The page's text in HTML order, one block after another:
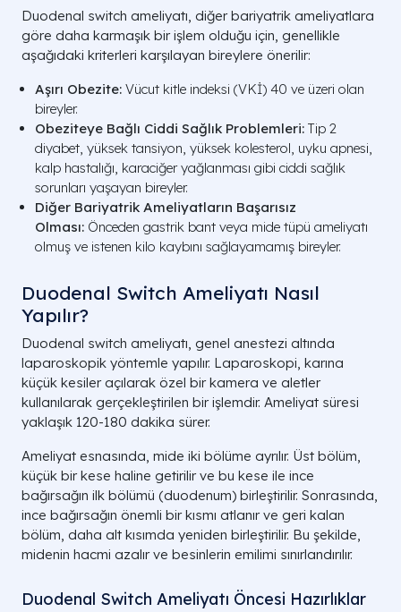
Duodenal switch ameliyatı, diğer bariyatrik ameliyatlara
göre daha karmaşık bir işlem olduğu için, genellikle
aşağıdaki kriterleri karşılayan bireylere önerilir:
Aşırı Obezite: Vücut kitle indeksi (VKİ) 40 ve üzeri olan
bireyler.
Obeziteye Bağlı Ciddi Sağlık Problemleri: Tip 2
diyabet, yüksek tansiyon, yüksek kolesterol, uyku apnesi,
kalp hastalığı, karaciğer yağlanması gibi ciddi sağlık
sorunları yaşayan bireyler.
Diğer Bariyatrik Ameliyatların Başarısız
Olması: Önceden gastrik bant veya mide tüpü ameliyatı
olmuş ve istenen kilo kaybını sağlayamamış bireyler.
Duodenal Switch Ameliyatı Nasıl
Yapılır?
Duodenal switch ameliyatı, genel anestezi altında
laparoskopik yöntemle yapılır. Laparoskopi, karına
küçük kesiler açılarak özel bir kamera ve aletler
kullanılarak gerçekleştirilen bir işlemdir. Ameliyat süresi
yaklaşık 120-180 dakika sürer.
Ameliyat esnasında, mide iki bölüme ayrılır. Üst bölüm,
küçük bir kese haline getirilir ve bu kese ile ince
bağırsağın ilk bölümü (duodenum) birleştirilir. Sonrasında,
ince bağırsağın önemli bir kısmı atlanır ve geri kalan
bölüm, daha alt kısımda yeniden birleştirilir. Bu şekilde,
midenin hacmi azalır ve besinlerin emilimi sınırlandırılır.
Duodenal Switch Ameliyatı Öncesi Hazırlıklar